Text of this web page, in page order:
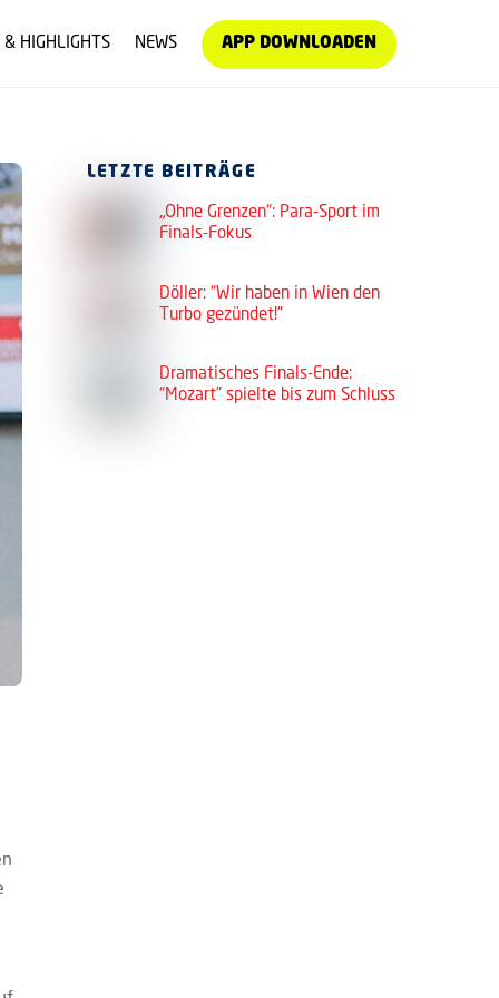
& HIGHLIGHTS NEWS APP DOWNLOADEN
LETZTE BEITRÄGE
„Ohne Grenzen“: Para-Sport im
Finals-Fokus
Döller: “Wir haben in Wien den
Turbo gezündet!”
Dramatisches Finals-Ende:
“Mozart” spielte bis zum Schluss